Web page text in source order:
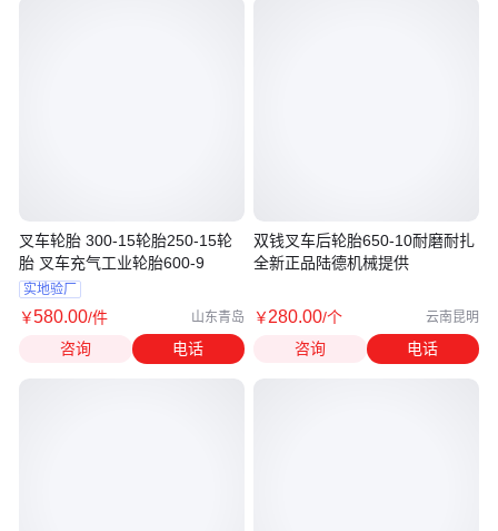
叉车轮胎 300-15轮胎250-15轮
胎 叉车充气工业轮胎600-9
实地验厂
￥580.00/件 山东青岛
咨询 电话
双钱叉车后轮胎650-10耐磨耐扎
全新正品陆德机械提供
￥280.00/个 云南昆明
咨询 电话